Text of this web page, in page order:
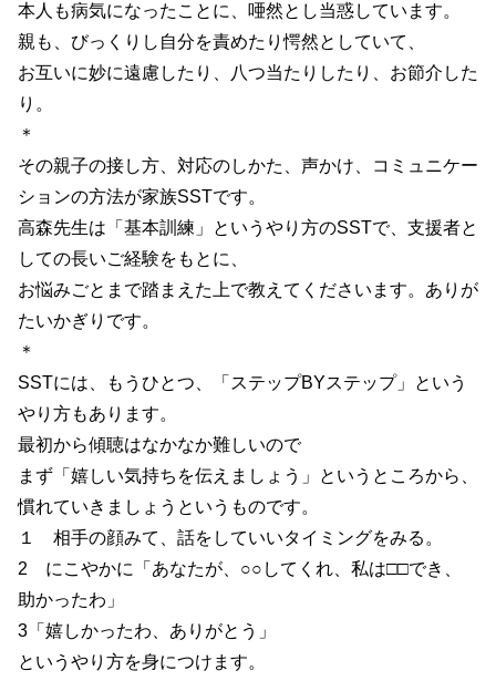
本人も病気になったことに、唖然とし当惑しています。
親も、びっくりし自分を責めたり愕然としていて、
お互いに妙に遠慮したり、八つ当たりしたり、お節介した
り。
＊
その親子の接し方、対応のしかた、声かけ、コミュニケー
ションの方法が家族SSTです。
高森先生は「基本訓練」というやり方のSSTで、支援者と
しての長いご経験をもとに、
お悩みごとまで踏まえた上で教えてくださいます。ありが
たいかぎりです。
＊
SSTには、もうひとつ、「ステップBYステップ」という
やり方もあります。
最初から傾聴はなかなか難しいので
まず「嬉しい気持ちを伝えましょう」というところから、
慣れていきましょうというものです。
１ 相手の顔みて、話をしていいタイミングをみる。
2 にこやかに「あなたが、○○してくれ、私は□□でき、
助かったわ」
3「嬉しかったわ、ありがとう」
というやり方を身につけます。